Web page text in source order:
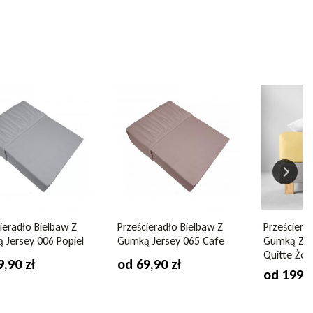
Bielbaw Z
Jersey 006 Popiel
zł
Prześcieradło Bielbaw Z
Gumką Jersey 065 Cafe
od 69,90 zł
Gumką
Quitte
od